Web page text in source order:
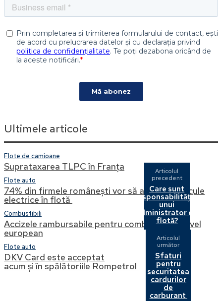
Ultimele articole
Flote de camioane
Suprataxarea TLPC în Franța
Flote auto
74% din firmele românești vor să adauge vehicule
electrice în flotă
Combustibili
Accizele rambursabile pentru combustibil la nivel
european
Flote auto
DKV Card este acceptat
acum și în spălătoriile Rompetrol
Articolul
precedent
Care sunt
responsabilitățile
unui
administrator de
flotă?
Articolul
următor
Sfaturi
pentru
securitatea
cardurilor
de
carburant